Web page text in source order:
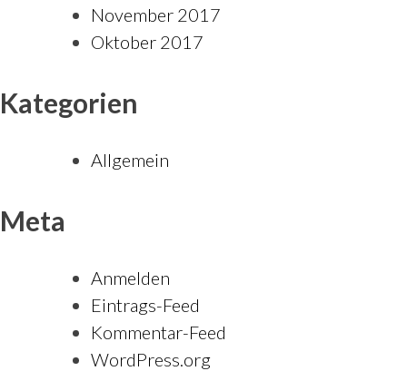
November 2017
Oktober 2017
Kategorien
Allgemein
Meta
Anmelden
Eintrags-Feed
Kommentar-Feed
WordPress.org